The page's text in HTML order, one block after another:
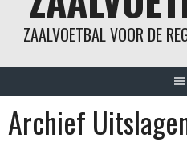
ZAALVOETBAL VOOR DE
Archief